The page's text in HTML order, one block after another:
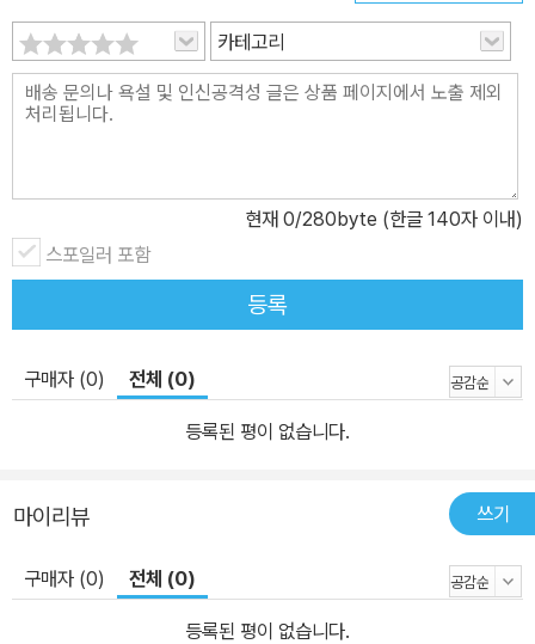
카테고리
현재 0/280byte (한글 140자 이내)
스포일러 포함
등록
구매자 (0) 전체 (0)
등록된 평이 없습니다.
마이리뷰 쓰기
구매자 (0) 전체 (0)
등록된 평이 없습니다.